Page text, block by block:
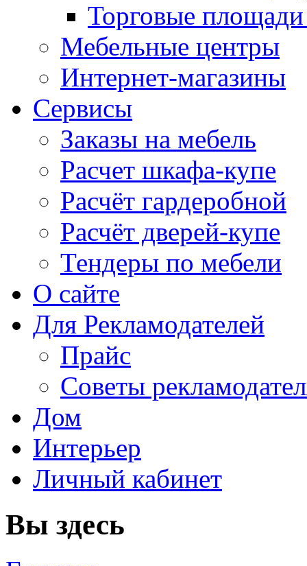
Торговые
Мебельные центры
Интернет-магазины
Сервисы
Заказы на мебель
Расчет шкафа-купе
Расчёт гардеробной
Расчёт дверей-купе
Тендеры по мебели
О сайте
Для Рекламодателей
Прайс
Советы
Дом
Интерьер
Личный кабинет
Вы здесь